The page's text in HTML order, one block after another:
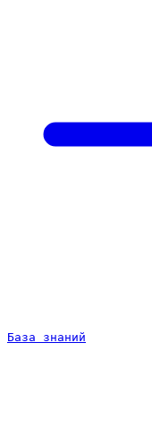
База знаний